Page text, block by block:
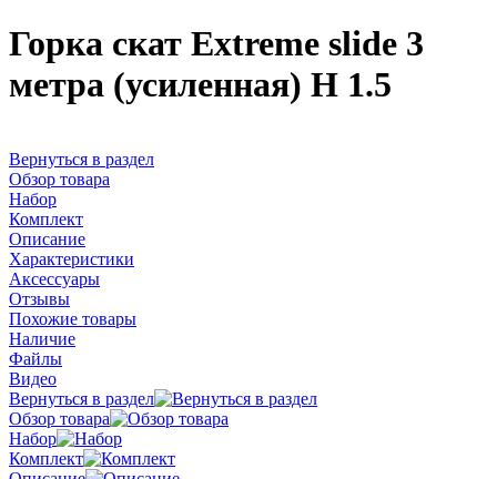
Горка скат Extreme slide 3
метра (усиленная) H 1.5
Вернуться в раздел
Обзор товара
Набор
Комплект
Описание
Характеристики
Аксессуары
Отзывы
Похожие товары
Наличие
Файлы
Видео
Вернуться в раздел
Обзор товара
Набор
Комплект